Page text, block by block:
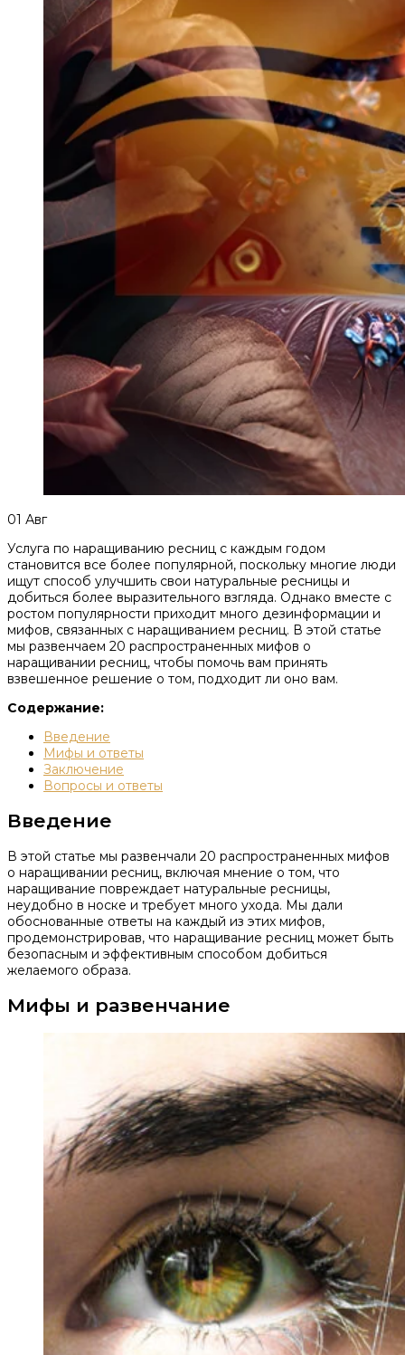
01 Авг
Услуга по наращиванию ресниц с каждым годом
становится все более популярной, поскольку многие люди
ищут способ улучшить свои натуральные ресницы и
добиться более выразительного взгляда. Однако вместе с
ростом популярности приходит много дезинформации и
мифов, связанных с наращиванием ресниц. В этой статье
мы развенчаем 20 распространенных мифов о
наращивании ресниц, чтобы помочь вам принять
взвешенное решение о том, подходит ли оно вам.
Содержание:
Введение
Мифы и ответы
Заключение
Вопросы и ответы
Введение
В этой статье мы развенчали 20 распространенных мифов
о наращивании ресниц, включая мнение о том, что
наращивание повреждает натуральные ресницы,
неудобно в носке и требует много ухода. Мы дали
обоснованные ответы на каждый из этих мифов,
продемонстрировав, что наращивание ресниц может быть
безопасным и эффективным способом добиться
желаемого образа.
Мифы и развенчание